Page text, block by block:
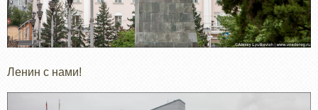
Ленин с нами!